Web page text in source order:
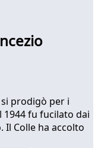
prodigò per i
1944 fu fucilato dai
Il Colle ha accolto